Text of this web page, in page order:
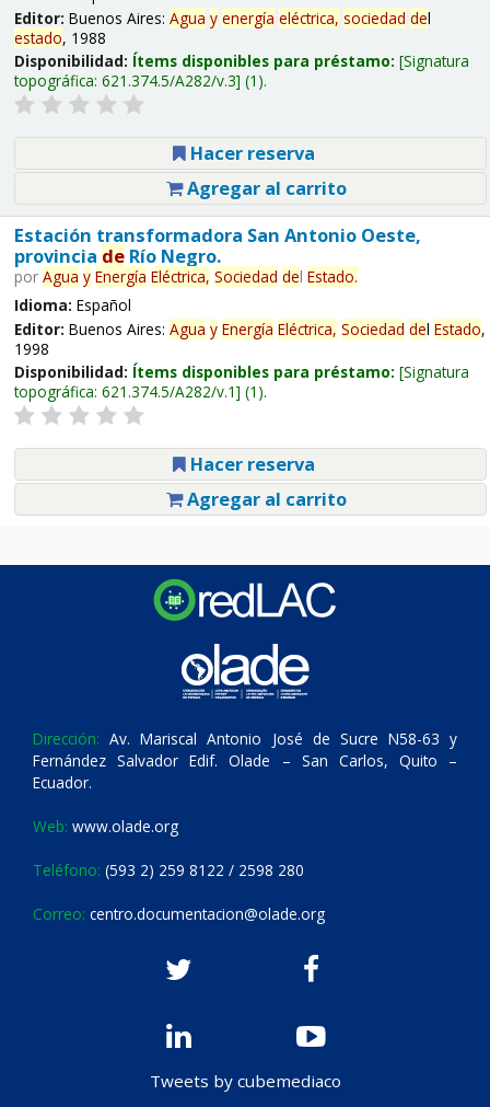
Editor: Buenos Aires: Agua y energía eléctrica, sociedad del
estado, 1988
Disponibilidad: Ítems disponibles para préstamo: Signatura
topográfica: 621.374.5/A282/v.3 (1).
Hacer reserva
Agregar al carrito
Estación transformadora San Antonio Oeste,
provincia deRío Negro.
por Agua y Energía Eléctrica, Sociedad del Estado.
Idioma: Español
Editor: Buenos Aires: Agua y Energía Eléctrica, Sociedad del Estado,
1998
Disponibilidad: Ítems disponibles para préstamo: Signatura
topográfica: 621.374.5/A282/v.1 (1).
Hacer reserva
Agregar al carrito
Dirección: Av. Mariscal Antonio José de Sucre N58-63 y
Fernández Salvador Edif. Olade – San Carlos, Quito –
Ecuador.
Web: www.olade.org
Teléfono: (593 2) 259 8122 / 2598 280
Correo: centro.documentacion@olade.org
Tweets by cubemediaco